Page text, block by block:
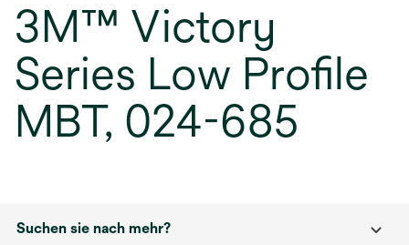
3M™ Victory
Series Low Profile
MBT, 024-685
Suchen sie nach mehr?